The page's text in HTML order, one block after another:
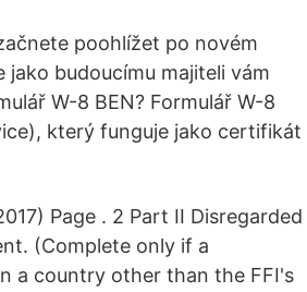
poohlížet po novém
budoucímu majiteli vám
W-8 BEN? Formulář W-8
který funguje jako certifikát
Page . 2 Part II Disregarded
(Complete only if a
a country other than the FFI's